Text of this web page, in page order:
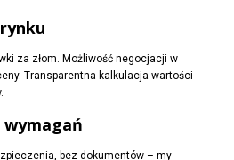
za złom. Możliwość negocjacji w
Transparentna kalkulacja wartości
bez dokumentów – my